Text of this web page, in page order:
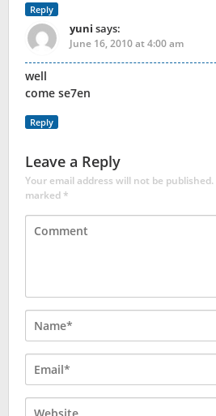
Reply
yuni says:
June 16, 2010 at 4:00 am
well
come se7en
Reply
Leave a Reply
Your email address will not be published.
marked*